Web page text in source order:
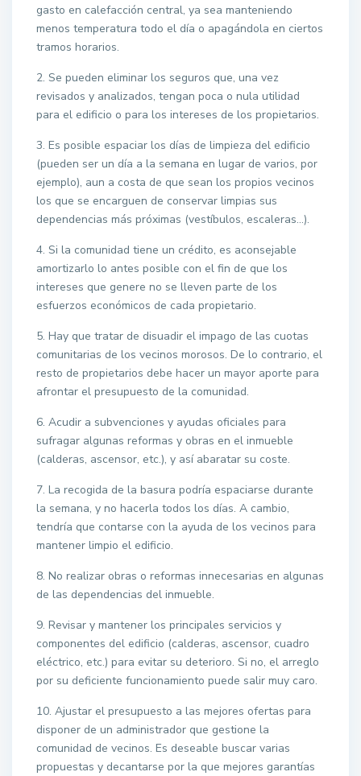
gasto en calefacción central, ya sea manteniendo
menos temperatura todo el día o apagándola en ciertos
tramos horarios.
2. Se pueden eliminar los seguros que, una vez
revisados y analizados, tengan poca o nula utilidad
para el edificio o para los intereses de los propietarios.
3. Es posible espaciar los días de limpieza del edificio
(pueden ser un día a la semana en lugar de varios, por
ejemplo), aun a costa de que sean los propios vecinos
los que se encarguen de conservar limpias sus
dependencias más próximas (vestíbulos, escaleras…).
4. Si la comunidad tiene un crédito, es aconsejable
amortizarlo lo antes posible con el fin de que los
intereses que genere no se lleven parte de los
esfuerzos económicos de cada propietario.
5. Hay que tratar de disuadir el impago de las cuotas
comunitarias de los vecinos morosos. De lo contrario, el
resto de propietarios debe hacer un mayor aporte para
afrontar el presupuesto de la comunidad.
6. Acudir a subvenciones y ayudas oficiales para
sufragar algunas reformas y obras en el inmueble
(calderas, ascensor, etc.), y así abaratar su coste.
7. La recogida de la basura podría espaciarse durante
la semana, y no hacerla todos los días. A cambio,
tendría que contarse con la ayuda de los vecinos para
mantener limpio el edificio.
8. No realizar obras o reformas innecesarias en algunas
de las dependencias del inmueble.
9. Revisar y mantener los principales servicios y
componentes del edificio (calderas, ascensor, cuadro
eléctrico, etc.) para evitar su deterioro. Si no, el arreglo
por su deficiente funcionamiento puede salir muy caro.
10. Ajustar el presupuesto a las mejores ofertas para
disponer de un administrador que gestione la
comunidad de vecinos. Es deseable buscar varias
propuestas y decantarse por la que mejores garantías